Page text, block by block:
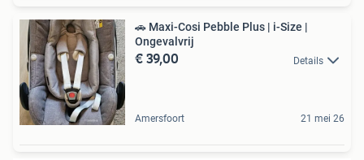
🚗 Maxi-Cosi Pebble Plus | i-Size |
Ongevalvrij
€ 39,00 Details
Amersfoort 21 mei 26